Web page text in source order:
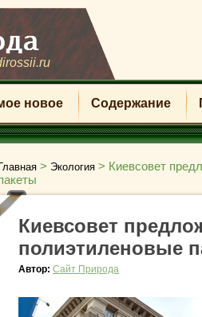
новое Содержание
Главная > Экология > Киевсовет
Киевсовет
полиэтиленовые
Автор: Сайт Природа